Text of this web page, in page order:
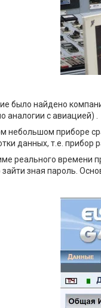
было найдено
аналогии с авиацией) .
небольшом приборе
данных, т.е. прибор
реального времени
зная пароль.